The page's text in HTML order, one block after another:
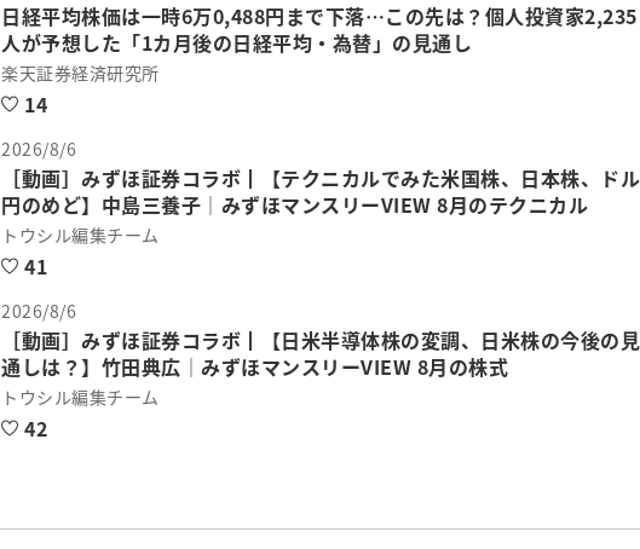
日経平均株価は一時6万0,488円まで下落…この先は？個人投資家2,235
人が予想した「1カ月後の日経平均・為替」の見通し
楽天証券経済研究所
14
2026/8/6
［動画］みずほ証券コラボ┃【テクニカルでみた米国株、日本株、ドル
円のめど】中島三養子│みずほマンスリーVIEW 8月のテクニカル
トウシル編集チーム
41
2026/8/6
［動画］みずほ証券コラボ┃【日米半導体株の変調、日米株の今後の見
通しは？】竹田典広│みずほマンスリーVIEW 8月の株式
トウシル編集チーム
42